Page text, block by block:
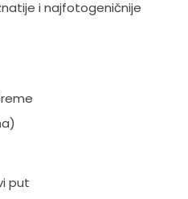
i najfotogeničnije
put